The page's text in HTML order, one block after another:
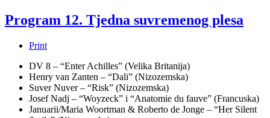
Program 12. Tjedna suvremenog plesa
Print
DV 8 – “Enter Achilles” (Velika Britanija)
Henry van Zanten – “Dali” (Nizozemska)
Suver Nuver – “Risk” (Nizozemska)
Josef Nadj – “Woyzeck” i “Anatomie du fauve” (Francuska)
Januarii/Maria Woortman & Roberto de Jonge – “Her Silent